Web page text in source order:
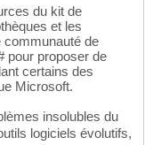
du kit de
et les
communauté de
pour proposer de
certains des
Microsoft.
insolubles du
logiciels évolutifs,